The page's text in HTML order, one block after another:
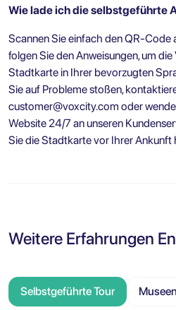
Wie lade ich die selbstgeführte
Scannen Sie einfach den QR-Code
folgen Sie den Anweisungen, um
Stadtkarte in Ihrer bevorzugten
Sie auf Probleme stoßen,
customer@voxcity.com oder
Website 24/7 an unseren
Sie die Stadtkarte vor Ihrer Ankunft
Weitere Erfahrungen
Selbstgeführte Tour